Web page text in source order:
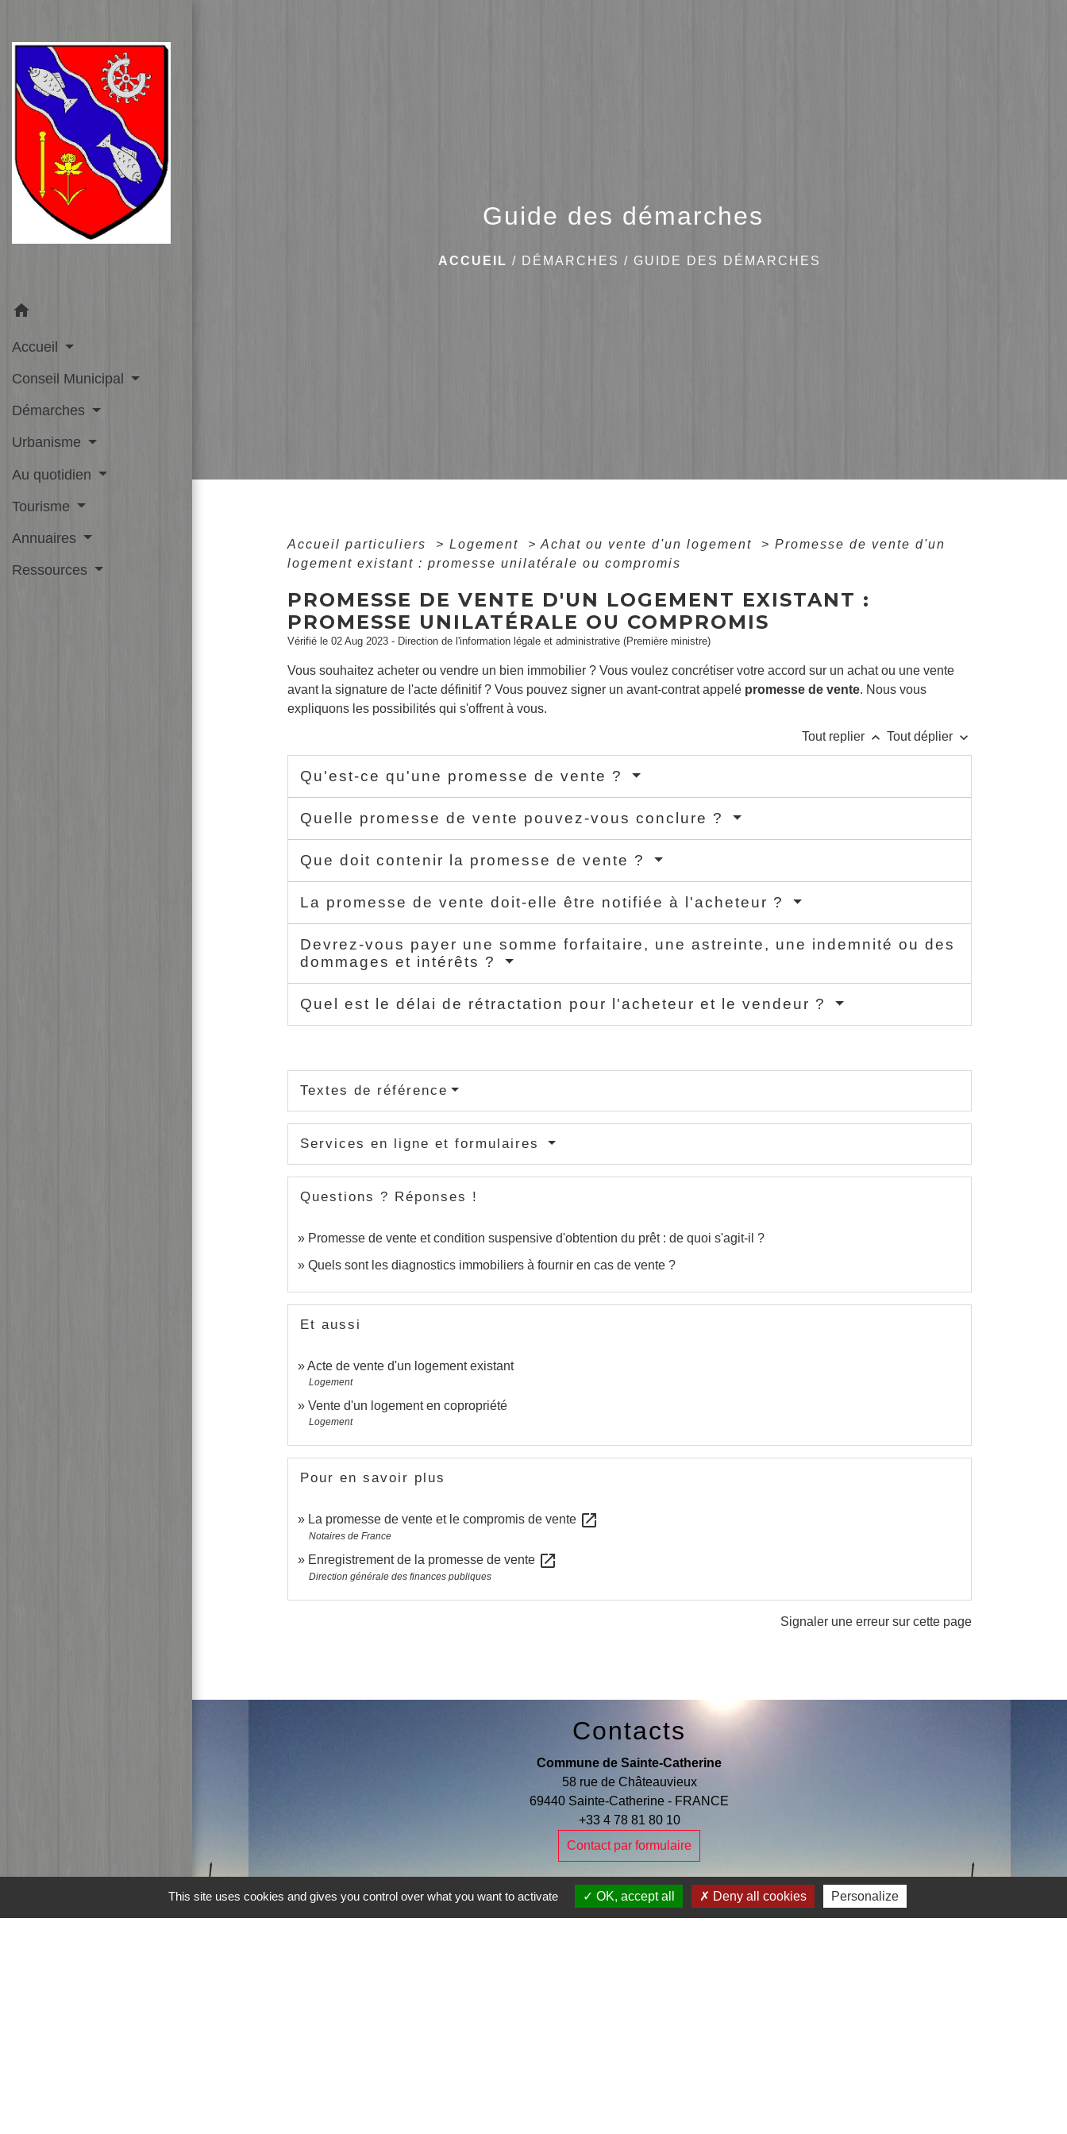
home
Accueil
Conseil Municipal
Démarches
Urbanisme
Au quotidien
Tourisme
Annuaires
Ressources
Guide des démarches
ACCUEIL / DÉMARCHES / GUIDE DES DÉMARCHES
Accueil particuliers > Logement > Achat ou vente d'un logement > Promesse de vente d'un
logement existant : promesse unilatérale ou compromis
PROMESSE DE VENTE D'UN LOGEMENT EXISTANT :
PROMESSE UNILATÉRALE OU COMPROMIS
Vérifié le 02 Aug 2023 - Direction de l'information légale et administrative (Première ministre)
Vous souhaitez acheter ou vendre un bien immobilier ? Vous voulez concrétiser votre accord sur un achat ou une vente
avant la signature de l'acte définitif ? Vous pouvez signer un avant-contrat appelé promesse de vente. Nous vous
expliquons les possibilités qui s'offrent à vous.
Tout replier keyboard_arrow_up Tout déplier keyboard_arrow_down
Qu'est-ce qu'une promesse de vente ?
Quelle promesse de vente pouvez-vous conclure ?
Que doit contenir la promesse de vente ?
La promesse de vente doit-elle être notifiée à l'acheteur ?
Devrez-vous payer une somme forfaitaire, une astreinte, une indemnité ou des
dommages et intérêts ?
Quel est le délai de rétractation pour l'acheteur et le vendeur ?
Textes de référence
Services en ligne et formulaires
Questions ? Réponses !
Promesse de vente et condition suspensive d'obtention du prêt : de quoi s'agit-il ?
Quels sont les diagnostics immobiliers à fournir en cas de vente ?
Et aussi
Acte de vente d'un logement existant
Logement
Vente d'un logement en copropriété
Logement
Pour en savoir plus
La promesse de vente et le compromis de vente open_in_new
Notaires de France
Enregistrement de la promesse de vente open_in_new
Direction générale des finances publiques
Signaler une erreur sur cette page
Contacts
Commune de Sainte-Catherine
58 rue de Châteauvieux
69440 Sainte-Catherine - FRANCE
+33 4 78 81 80 10
Contact par formulaire
This site uses cookies and gives you control over what you want to activate OK, accept all Deny all cookies Personalize